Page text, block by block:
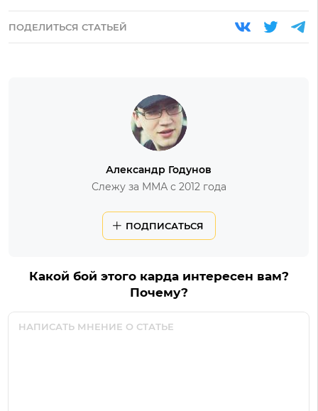
ПОДЕЛИТЬСЯ СТАТЬЕЙ
Александр Годунов
Слежу за ММА с 2012 года
ПОДПИСАТЬСЯ
Какой бой этого карда интересен вам?
Почему?